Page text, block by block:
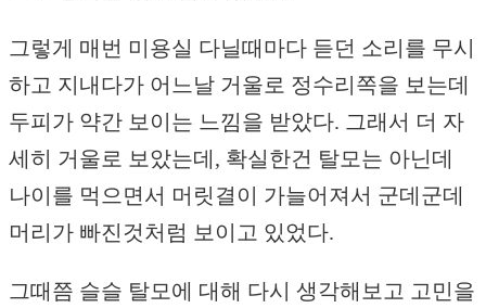
그렇게 매번 미용실 다닐때마다 듣던 소리를 무시
하고 지내다가 어느날 거울로 정수리쪽을 보는데
두피가 약간 보이는 느낌을 받았다. 그래서 더 자
세히 거울로 보았는데, 확실한건 탈모는 아닌데
나이를 먹으면서 머릿결이 가늘어져서 군데군데
머리가 빠진것처럼 보이고 있었다.
그때쯤 슬슬 탈모에 대해 다시 생각해보고 고민을